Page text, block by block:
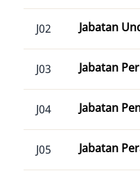
J02 Jabatan
J03 Jabatan
J04 Jabatan
J05 Jabatan